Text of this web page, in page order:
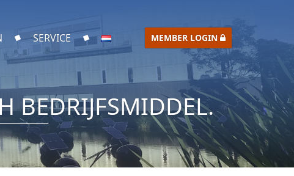
SERVICE MEMBER LOGIN
BEDRIJFSMIDDEL.